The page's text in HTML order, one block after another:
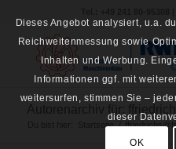
Startseite /
Dieses Angebot analysiert, u.a.
Reichweitenmessung sowie
Inhalten und Werbung.
Informationen ggf. mit
weitersurfen, stimmen Sie –
dieser
OK